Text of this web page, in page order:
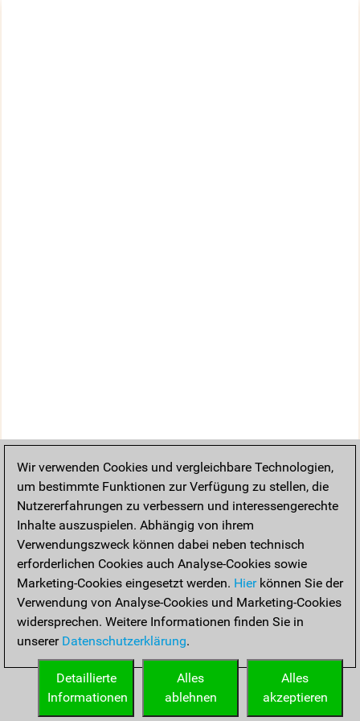
Wir verwenden Cookies und vergleichbare Technologien,
um bestimmte Funktionen zur Verfügung zu stellen, die
Nutzererfahrungen zu verbessern und interessengerechte
Inhalte auszuspielen. Abhängig von ihrem
Verwendungszweck können dabei neben technisch
erforderlichen Cookies auch Analyse-Cookies sowie
Marketing-Cookies eingesetzt werden. Hierkönnen Sie der
Verwendung von Analyse-Cookies und Marketing-Cookies
widersprechen. Weitere Informationen finden Sie in
unserer Datenschutzerklärung.
Alles
akzeptieren
Alles
ablehnen
Detaillierte
Informationen